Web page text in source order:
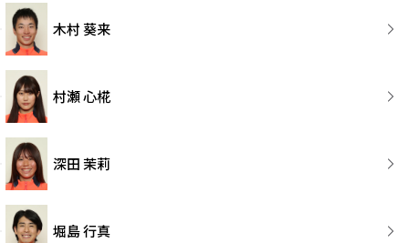
木村 葵来
村瀬 心椛
深田 茉莉
堀島 行真